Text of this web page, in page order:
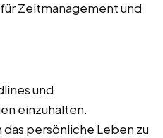
Zeitmanagement und
und
einzuhalten.
persönliche Leben zu